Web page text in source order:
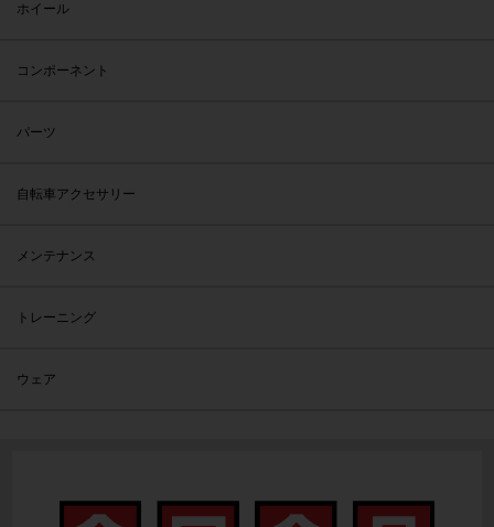
ホイール
コンポーネント
パーツ
自転車アクセサリー
メンテナンス
トレーニング
ウェア